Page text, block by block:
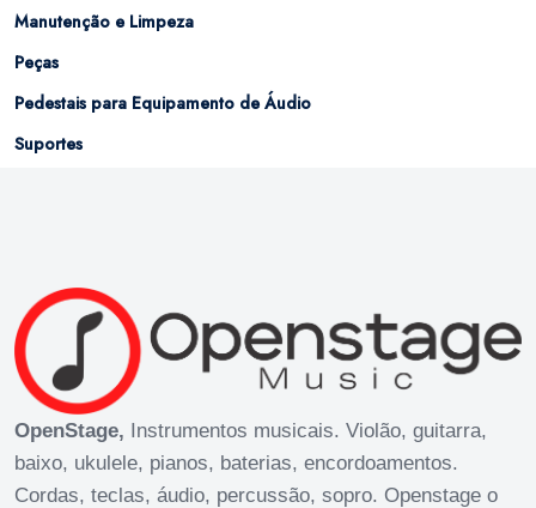
Manutenção e Limpeza
Peças
Pedestais para Equipamento de Áudio
Suportes
OpenStage, Instrumentos musicais. Violão, guitarra,
baixo, ukulele, pianos, baterias, encordoamentos.
Cordas, teclas, áudio, percussão, sopro. Openstage o